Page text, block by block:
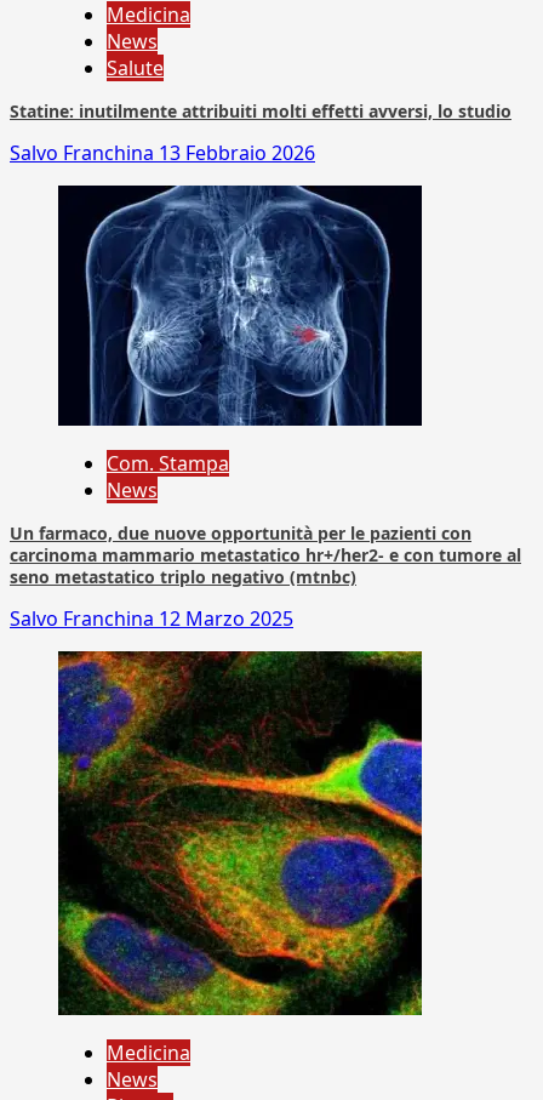
Medicina
News
Salute
Statine: inutilmente attribuiti molti effetti avversi, lo studio
Salvo Franchina 13 Febbraio 2026
Com. Stampa
News
Un farmaco, due nuove opportunità per le pazienti con
carcinoma mammario metastatico hr+/her2- e con tumore al
seno metastatico triplo negativo (mtnbc)
Salvo Franchina 12 Marzo 2025
Medicina
News